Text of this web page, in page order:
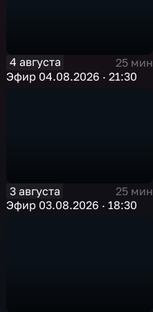
4 августа
25 мин
Эфир 04.08.2026 · 21:30
3 августа
25 мин
Эфир 03.08.2026 · 18:30